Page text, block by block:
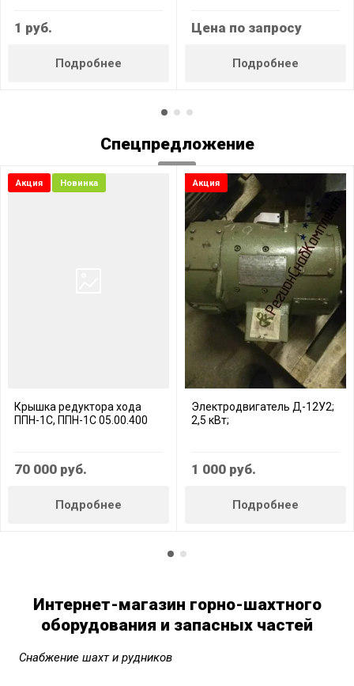
1 руб.
Подробнее
Цена по запросу
Подробнее
Спецпредложение
Акция Новинка
Крышка редуктора хода
ППН-1С, ППН-1С 05.00.400
70 000 руб.
Подробнее
Акция
Электродвигатель Д-12У2;
2,5 кВт;
1 000 руб.
Подробнее
Интернет-магазин горно-шахтного
оборудования и запасных частей
Снабжение шахт и рудников